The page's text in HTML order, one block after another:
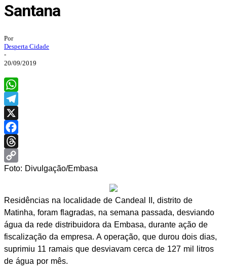
Santana
Por
Desperta Cidade
-
20/09/2019
WhatsApp
Telegram
X
Facebook
Threads
Copy
Foto: Divulgação/Embasa
Residências na localidade de Candeal II, distrito de
Matinha, foram flagradas, na semana passada, desviando
água da rede distribuidora da Embasa, durante ação de
fiscalização da empresa. A operação, que durou dois dias,
suprimiu 11 ramais que desviavam cerca de 127 mil litros
de água por mês.